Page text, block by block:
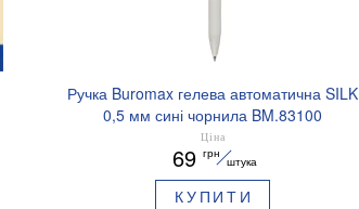
Ручка Buromax гелева автоматична SILK
0,5 мм сині чорнила BM.83100
Ціна
69 грн
штука
КУПИТИ